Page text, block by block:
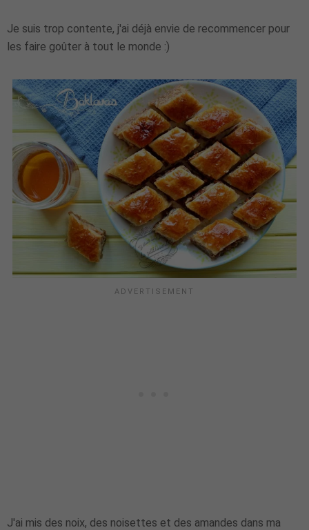
Je suis trop contente, j'ai déjà envie de recommencer pour
les faire goûter à tout le monde :)
J'ai mis des noix, des noisettes et des amandes dans ma